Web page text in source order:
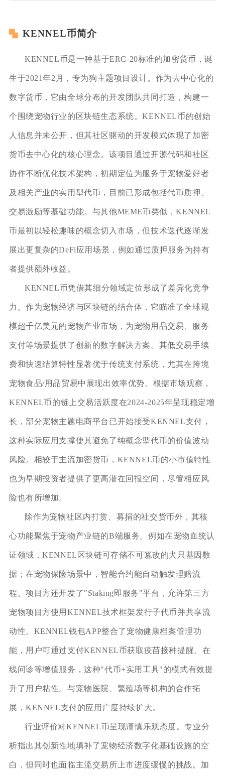
KENNEL币简介
KENNEL币是一种基于ERC-20标准的加密货币，诞
生于2021年2月，专为狗主题项目设计。作为去中心化的
数字货币，它由全球分布的开发团队共同打造，构建一
个围绕宠物行业的区块链生态系统。KENNEL币的创始
人信息并未公开，但其社区驱动的开发模式体现了加密
货币去中心化的核心理念。该项目通过开源代码和社区
协作不断优化技术架构，初期定位为服务于宠物爱好者
及相关产业的实用型代币，目前已形成包括代币质押、
交易激励等基础功能。与其他MEME币类似，KENNEL
币最初以轻松趣味的概念切入市场，但技术迭代逐渐发
展出更复杂的DeFi应用场景，例如通过质押服务为持有
者提供额外收益。
KENNEL币凭借其细分领域定位形成了差异化竞争
力。作为宠物经济与区块链的结合体，它瞄准了全球规
模超千亿美元的宠物产业市场，为宠物用品交易、服务
支付等场景提供了创新的数字解决方案。其低交易手续
费和快速结算特性显著优于传统支付系统，尤其在跨境
宠物食品/用品贸易中展现出效率优势。根据市场观察，
KENNEL币的链上交易活跃度在2024-2025年呈现稳定增
长，部分宠物主题电商平台已开始接受KENNEL支付，
这种实际应用支撑使其避免了纯概念型代币的价值波动
风险。相较于主流加密货币，KENNEL币的小市值特性
也为早期投资者提供了更高潜在回报空间，尽管相应风
险也有所增加。
除作为宠物社区内打赏、募捐的社交货币外，其核
心功能聚焦于宠物产业链的B端服务。例如在宠物血统认
证领域，KENNEL区块链可存储不可篡改的犬只基因数
据；在宠物保险场景中，智能合约能自动触发理赔流
程。项目方还开发了"Staking即服务"平台，允许第三方
宠物项目方使用KENNEL技术框架发行子代币并共享流
动性。KENNEL钱包APP整合了宠物健康档案管理功
能，用户可通过支付KENNEL币获取疫苗接种提醒、在
线问诊等增值服务，这种"代币+实用工具"的模式有效提
升了用户粘性。与宠物医院、繁殖场等机构的合作拓
展，KENNEL支付的应用广度持续扩大。
行业评价对KENNEL币呈现谨慎乐观态度。专业分
析指出其创新性地填补了宠物经济数字化基础设施的空
白，但同时也面临主流交易所上市进度缓慢的挑战。加